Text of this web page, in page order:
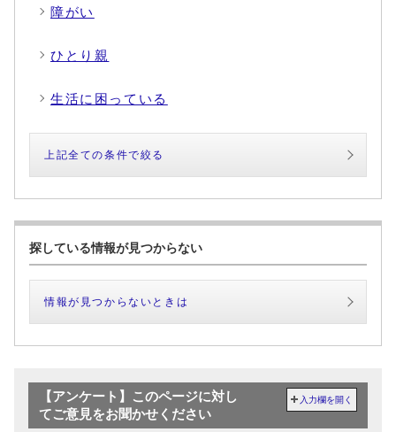
障がい
ひとり親
生活に困っている
上記全ての条件で絞る
探している情報が見つからない
情報が見つからないときは
【アンケート】このページに対し
てご意見をお聞かせください
入力欄を開く